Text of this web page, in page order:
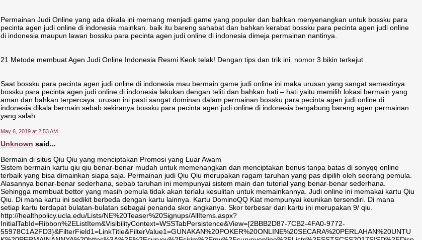
Permainan Judi Online yang ada dikala ini memang menjadi game yang populer dan bahkan menyenangkan untuk bossku para
pecinta agen judi online di indonesia mainkan. baik itu bareng sahabat dan bahkan kerabat bossku para pecinta agen judi online
di indonesia maupun lawan bossku para pecinta agen judi online di indonesia dimeja permainan nantinya.
21 Metode membuat Agen Judi Online Indonesia Resmi Keok telak! Dengan tips dan trik ini. nomor 3 bikin terkejut
Saat bossku para pecinta agen judi online di indonesia mau bermain game judi online ini maka urusan yang sangat semestinya
bossku para pecinta agen judi online di indonesia lakukan dengan teliti dan bahkan hati – hati yaitu memilih lokasi bermain yang
aman dan bahkan terpercaya. urusan ini pasti sangat dominan dalam permainan bossku para pecinta agen judi online di
indonesia dikala bermain sebab sekiranya bossku para pecinta agen judi online di indonesia bergabung bareng agen permainan
yang salah.
May 6, 2019 at 2:53 AM
Unknown said...
Bermain di situs Qiu Qiu yang menciptakan Promosi yang Luar Awam
Sistem bermain kartu qiu qiu benar-benar mudah untuk memenangkan dan menciptakan bonus tanpa batas di sonyqq online
terbaik yang bisa dimainkan siapa saja. Permainan judi Qiu Qiu merupakan ragam taruhan yang pas dipilih oleh seorang pemula.
Alasannya benar-benar sederhana, sebab taruhan ini mempunyai sistem main dan tutorial yang benar-benar sederhana.
Sehingga membuat bettor yang masih pemula tidak akan terlalu kesulitan untuk memainkannya. Judi online ini memakai kartu Qiu
Qiu. Di mana kartu ini sedikit berbeda dengan kartu lainnya. Kartu DominoQQ Kiat mempunyai keunikan tersendiri. Di mana
setiap kartu terdapat bulatan-bulatan sebagai penanda skor angkanya. Skor terbesar dari kartu ini merupakan 9/ qiu.
http://healthpolicy.ucla.edu/Lists/NE%20Teaser%20Signups/AllItems.aspx?
InitialTabId=Ribbon%2EListItem&VisibilityContext=WSSTabPersistence&View={2BBB2D87-7CB2-4FA0-9772-
55978C1A2FD3}&FilterField1=LinkTitle&FilterValue1=GUNAKAN%20POKER%20ONLINE%20SECARA%20PERLAHAN%20UNTU